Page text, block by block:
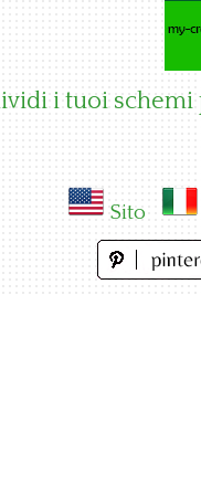
i tuoi
Sito